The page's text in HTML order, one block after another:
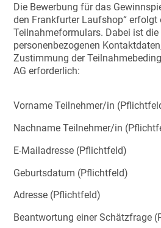
Die Bewerbung für das
den Frankfurter Laufshop“ erfolgt
Teilnahmeformulars. Dabei ist
personenbezogenen
Zustimmung der
AG erforderlich:
Vorname Teilnehmer/in
Nachname Teilnehmer/in
E-Mailadresse (Pflichtfeld)
Geburtsdatum (Pflichtfeld)
Adresse (Pflichtfeld)
Beantwortung einer Schätzfrage